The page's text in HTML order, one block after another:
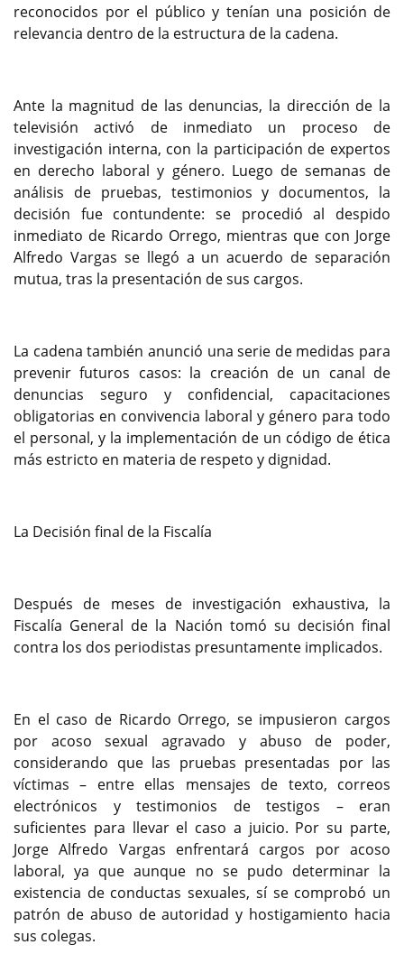
reconocidos por el público y tenían una posición de
relevancia dentro de la estructura de la cadena.
Ante la magnitud de las denuncias, la dirección de la
televisión activó de inmediato un proceso de
investigación interna, con la participación de expertos
en derecho laboral y género. Luego de semanas de
análisis de pruebas, testimonios y documentos, la
decisión fue contundente: se procedió al despido
inmediato de Ricardo Orrego, mientras que con Jorge
Alfredo Vargas se llegó a un acuerdo de separación
mutua, tras la presentación de sus cargos.
La cadena también anunció una serie de medidas para
prevenir futuros casos: la creación de un canal de
denuncias seguro y confidencial, capacitaciones
obligatorias en convivencia laboral y género para todo
el personal, y la implementación de un código de ética
más estricto en materia de respeto y dignidad.
La Decisión final de la Fiscalía
Después de meses de investigación exhaustiva, la
Fiscalía General de la Nación tomó su decisión final
contra los dos periodistas presuntamente implicados.
En el caso de Ricardo Orrego, se impusieron cargos
por acoso sexual agravado y abuso de poder,
considerando que las pruebas presentadas por las
víctimas – entre ellas mensajes de texto, correos
electrónicos y testimonios de testigos – eran
suficientes para llevar el caso a juicio. Por su parte,
Jorge Alfredo Vargas enfrentará cargos por acoso
laboral, ya que aunque no se pudo determinar la
existencia de conductas sexuales, sí se comprobó un
patrón de abuso de autoridad y hostigamiento hacia
sus colegas.